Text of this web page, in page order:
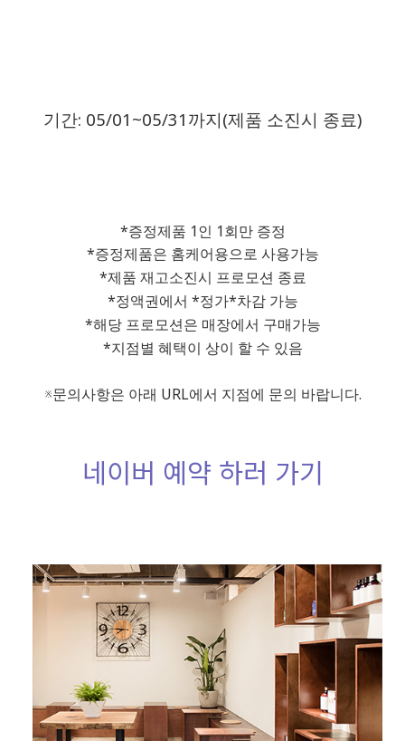
기간: 05/01~05/31까지(제품 소진시 종료)
*증정제품 1인 1회만 증정
*증정제품은 홈케어용으로 사용가능
*제품 재고소진시 프로모션 종료
*정액권에서 *정가*차감 가능
*해당 프로모션은 매장에서 구매가능
*지점별 혜택이 상이 할 수 있음
※문의사항은 아래 URL에서 지점에 문의 바랍니다.
네이버 예약 하러 가기